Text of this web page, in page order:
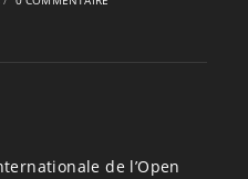
de l’Open